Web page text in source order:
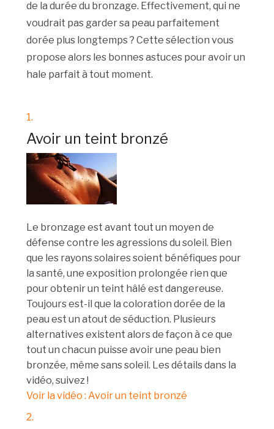
de la durée du bronzage. Effectivement, qui ne
voudrait pas garder sa peau parfaitement
dorée plus longtemps ? Cette sélection vous
propose alors les bonnes astuces pour avoir un
hale parfait à tout moment.
1.
Avoir un teint bronzé
Le bronzage est avant tout un moyen de
défense contre les agressions du soleil. Bien
que les rayons solaires soient bénéfiques pour
la santé, une exposition prolongée rien que
pour obtenir un teint hâlé est dangereuse.
Toujours est-il que la coloration dorée de la
peau est un atout de séduction. Plusieurs
alternatives existent alors de façon à ce que
tout un chacun puisse avoir une peau bien
bronzée, même sans soleil. Les détails dans la
vidéo, suivez !
Voir la vidéo : Avoir un teint bronzé
2.